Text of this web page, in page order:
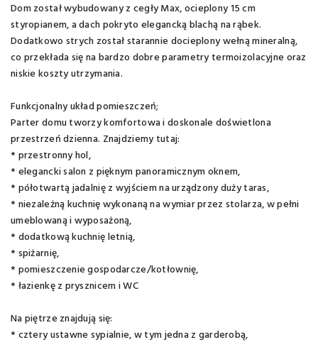
Dom został wybudowany z cegły Max, ocieplony 15 cm
styropianem, a dach pokryto elegancką blachą na rąbek.
Dodatkowo strych został starannie docieplony wełną mineralną,
co przekłada się na bardzo dobre parametry termoizolacyjne oraz
niskie koszty utrzymania.
Funkcjonalny układ pomieszczeń;
Parter domu tworzy komfortowa i doskonale doświetlona
przestrzeń dzienna. Znajdziemy tutaj:
* przestronny hol,
* elegancki salon z pięknym panoramicznym oknem,
* półotwartą jadalnię z wyjściem na urządzony duży taras,
* niezależną kuchnię wykonaną na wymiar przez stolarza, w pełni
umeblowaną i wyposażoną,
* dodatkową kuchnię letnią,
* spiżarnię,
* pomieszczenie gospodarcze/kotłownię,
* łazienkę z prysznicem i WC
Na piętrze znajdują się:
* cztery ustawne sypialnie, w tym jedna z garderobą,